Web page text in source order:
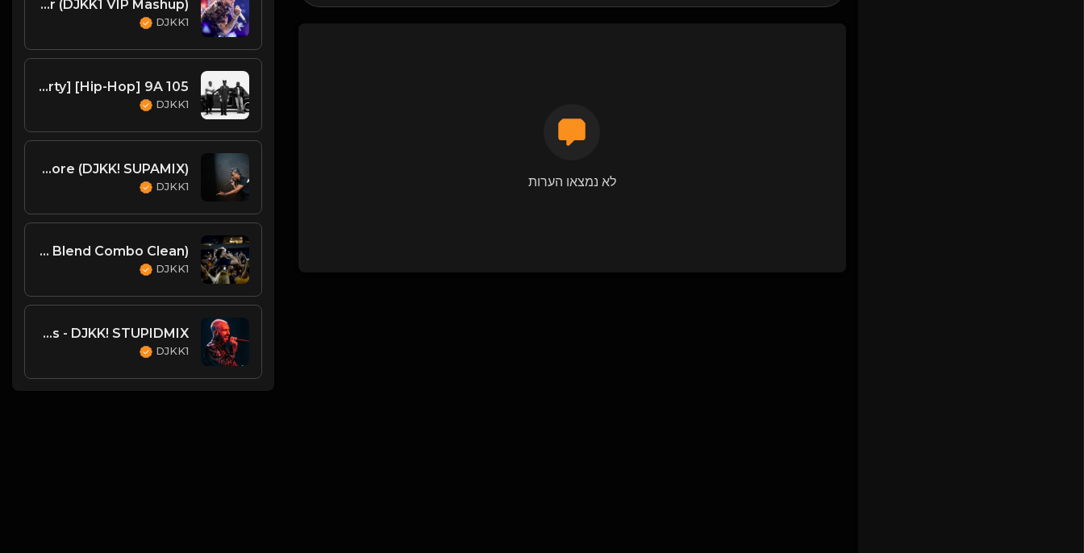
לא נמצאו הערות
Farruko v. Snap - Pepas Is A Dancer (DJKK1 VIP Mashup)
DJKK1
House Of Pain, DJ Kool, Kendrick Lamar - Jump Around Vs. Tv Off Pt. 2 [DJKK1 Toneplay Segue] [Kendrick Hype] [Dirty] [Hip-Hop] 9A 105
DJKK1
Jay-Z & Linkin Park - Encore (DJKK! SUPAMIX)
DJKK1
Jack Harlow, Drake, Lil Wayne - The Motto vs. Lovin On Me (DJKK1 Power Blend Combo Clean)
DJKK1
Payphones - DJKK! STUPIDMIX
DJKK1